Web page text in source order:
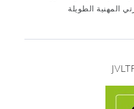
المهنية الطويلة